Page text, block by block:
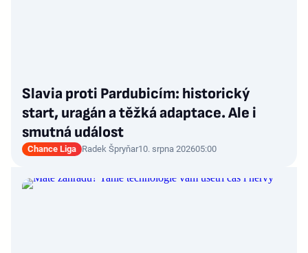
Slavia proti Pardubicím: historický
start, uragán a těžká adaptace. Ale i
smutná událost
Chance Liga Radek Špryňar10. srpna 202605:00